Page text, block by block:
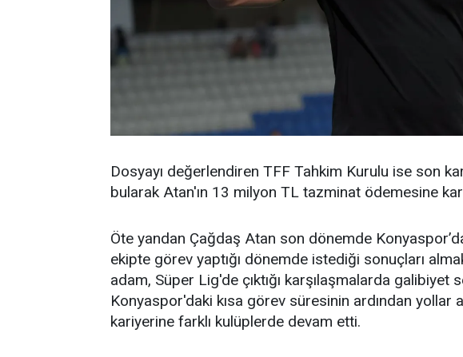
Dosyayı değerlendiren TFF Tahkim Kurulu ise son
bularak Atan'ın 13 milyon TL tazminat ödemesine
Öte yandan Çağdaş Atan son dönemde
ekipte görev yaptığı dönemde istediği sonuçları
adam, Süper Lig'de çıktığı karşılaşmalarda galibiyet
Konyaspor'daki kısa görev süresinin ardından yollar
kariyerine farklı kulüplerde devam etti.